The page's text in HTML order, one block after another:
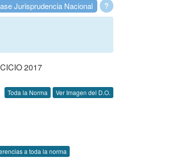
?
Jurisprudencia Nacional
2017
Toda la Norma Ver Imagen del D.O.
a toda la norma